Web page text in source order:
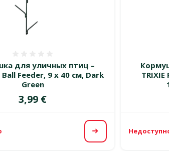
для уличных птиц –
Ball Feeder, 9 x 40 см, Dark
Green
Цена
3,99 €
Посмотреть